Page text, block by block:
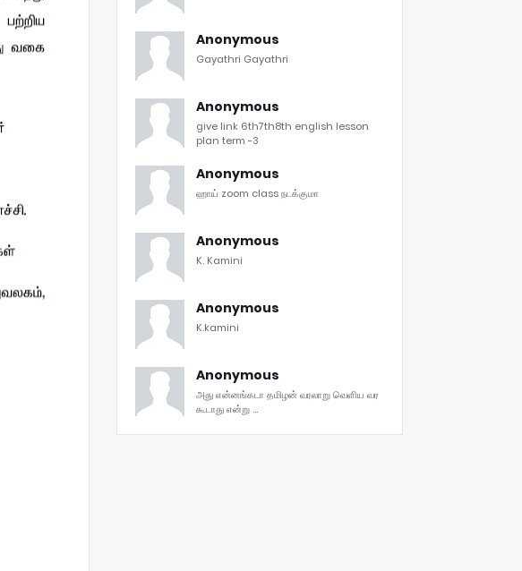
Anonymous
Gayathri Gayathri
Anonymous
give link 6th7th8th english lesson
plan term -3
Anonymous
ஹாய் zoom class நடக்குமா
Anonymous
K. Kamini
Anonymous
K.kamini
Anonymous
அது என்னங்கடா தமிழன் வரலாறு வெளிய வர
கூடாது என்று ...